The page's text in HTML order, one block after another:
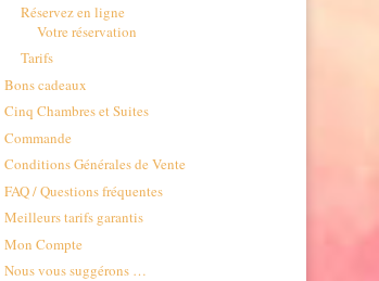
Réservez en ligne
Votre réservation
Tarifs
Bons cadeaux
Cinq Chambres et Suites
Commande
Conditions Générales de Vente
FAQ / Questions fréquentes
Meilleurs tarifs garantis
Mon Compte
Nous vous suggérons …